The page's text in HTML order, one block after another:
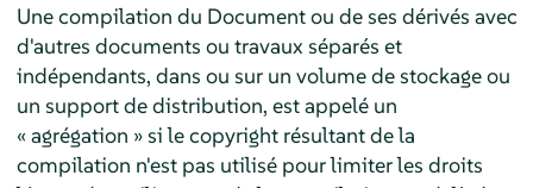
Une compilation du Document ou de ses dérivés avec
d'autres documents ou travaux séparés et
indépendants, dans ou sur un volume de stockage ou
un support de distribution, est appelé un
« agrégation » si le copyright résultant de la
compilation n'est pas utilisé pour limiter les droits